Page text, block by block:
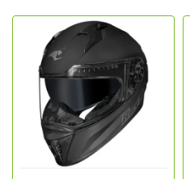
um equilíbrio perfeito
durabilidade. Seu
pressão,
segura, ideal para o
mais longas.
Conforto Interno